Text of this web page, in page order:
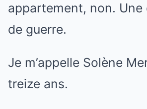
appartement, non. Une
de guerre.
Je m’appelle Solène
treize ans.